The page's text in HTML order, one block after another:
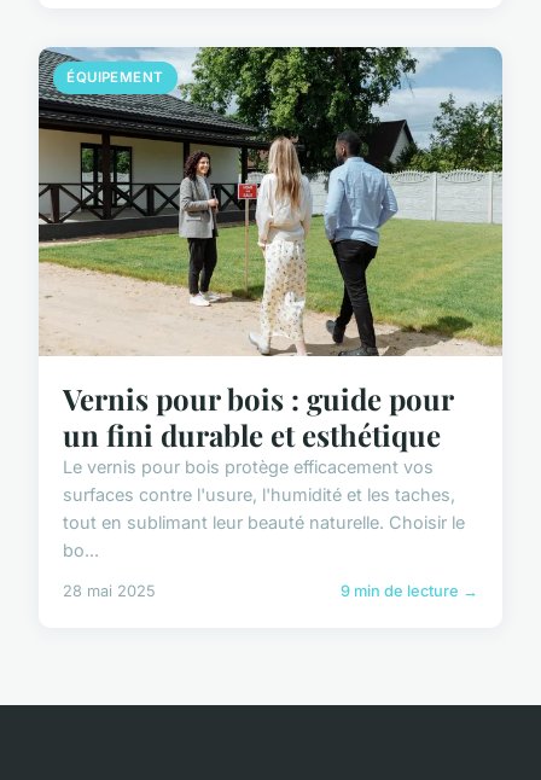
ÉQUIPEMENT
Vernis pour bois : guide pour
un fini durable et esthétique
Le vernis pour bois protège efficacement vos
surfaces contre l'usure, l'humidité et les taches,
tout en sublimant leur beauté naturelle. Choisir le
bo...
28 mai 2025 9 min de lecture →